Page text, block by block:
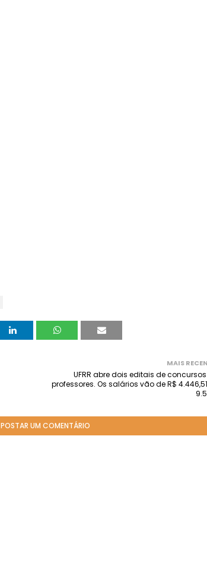
MAIS
UFRR abre dois editais de
professores. Os salários vão de R$
POSTAR UM COMENTÁRIO